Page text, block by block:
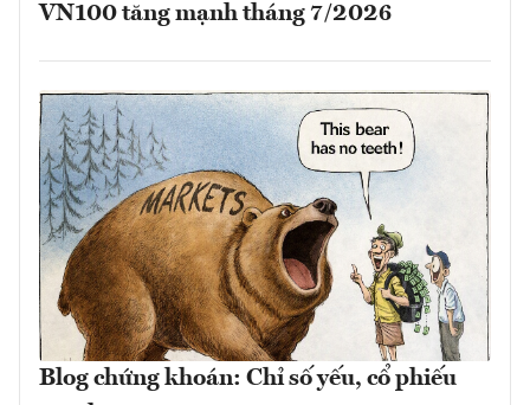
VN100 tăng mạnh tháng 7/2026
Blog chứng khoán: Chỉ số yếu, cổ phiếu